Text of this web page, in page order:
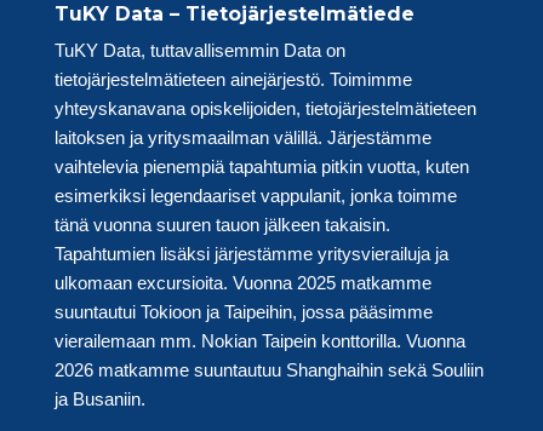
TuKY Data – Tietojärjestelmätiede
TuKY Data, tuttavallisemmin Data on
tietojärjestelmätieteen ainejärjestö. Toimimme
yhteyskanavana opiskelijoiden, tietojärjestelmätieteen
laitoksen ja yritysmaailman välillä. Järjestämme
vaihtelevia pienempiä tapahtumia pitkin vuotta, kuten
esimerkiksi legendaariset vappulanit, jonka toimme
tänä vuonna suuren tauon jälkeen takaisin.
Tapahtumien lisäksi järjestämme yritysvierailuja ja
ulkomaan excursioita. Vuonna 2025 matkamme
suuntautui Tokioon ja Taipeihin, jossa pääsimme
vierailemaan mm. Nokian Taipein konttorilla. Vuonna
2026 matkamme suuntautuu Shanghaihin sekä Souliin
ja Busaniin.